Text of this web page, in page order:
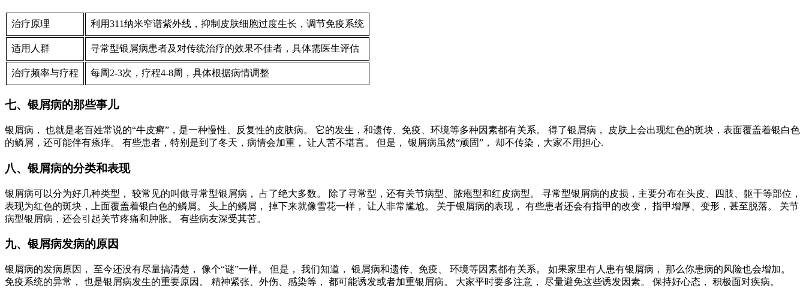
治疗原理 利用311纳米窄谱紫外线，抑制皮肤细胞过度生长，调节免疫系统
适用人群 寻常型银屑病患者及对传统治疗的效果不佳者，具体需医生评估
治疗频率与疗程 每周2-3次，疗程4-8周，具体根据病情调整
七、银屑病的那些事儿
银屑病， 也就是老百姓常说的“牛皮癣”，是一种慢性、反复性的皮肤病。 它的发生，和遗传、免疫、环境等多种因素都有关系。 得了银屑病， 皮肤上会出现红色的斑块，表面覆盖着银白色
的鳞屑，还可能伴有瘙痒。 有些患者，特别是到了冬天，病情会加重， 让人苦不堪言。 但是， 银屑病虽然“顽固”， 却不传染，大家不用担心.
八、银屑病的分类和表现
银屑病可以分为好几种类型， 较常见的叫做寻常型银屑病， 占了绝大多数。 除了寻常型，还有关节病型、脓疱型和红皮病型。 寻常型银屑病的皮损，主要分布在头皮、四肢、躯干等部位，
表现为红色的斑块，上面覆盖着银白色的鳞屑。 头上的鳞屑， 掉下来就像雪花一样， 让人非常尴尬。 关于银屑病的表现， 有些患者还会有指甲的改变， 指甲增厚、变形，甚至脱落。 关节
病型银屑病，还会引起关节疼痛和肿胀。 有些病友深受其苦。
九、银屑病发病的原因
银屑病的发病原因， 至今还没有尽量搞清楚， 像个“谜”一样。 但是， 我们知道， 银屑病和遗传、免疫、 环境等因素都有关系。 如果家里有人患有银屑病， 那么你患病的风险也会增加。
免疫系统的异常， 也是银屑病发生的重要原因。 精神紧张、外伤、感染等， 都可能诱发或者加重银屑病。 大家平时要多注意， 尽量避免这些诱发因素。 保持好心态， 积极面对疾病。